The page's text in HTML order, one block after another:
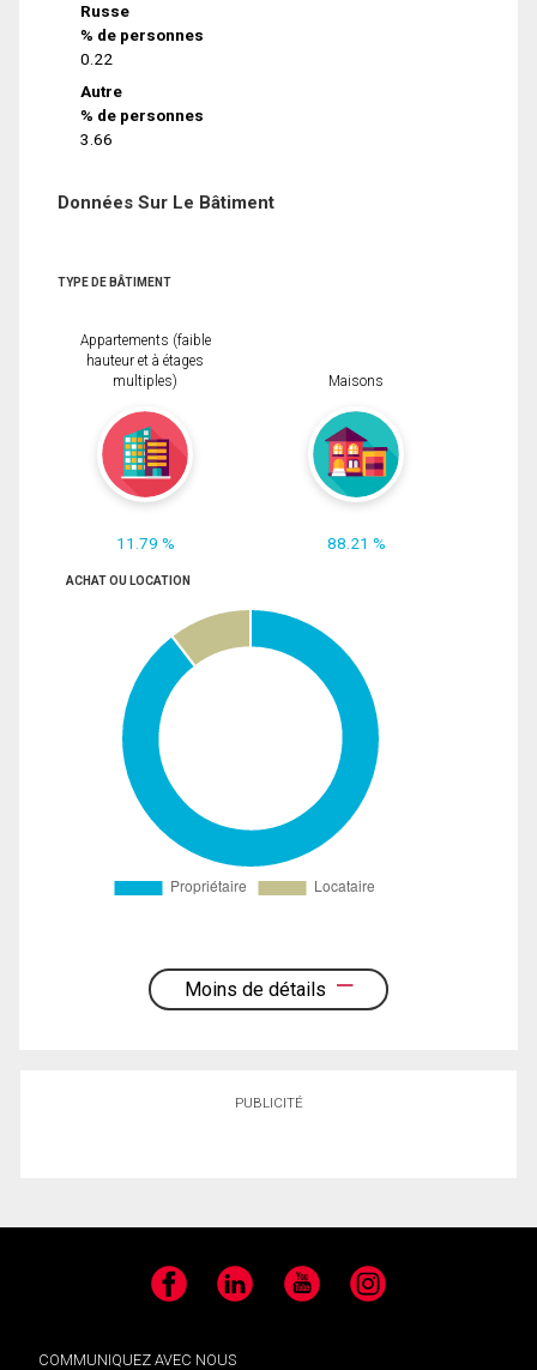
Russe
% de personnes
0.22
Autre
% de personnes
3.66
Données Sur Le Bâtiment
TYPE DE BÂTIMENT
Appartements (faible
hauteur et à étages
multiples)
11.79 %
Maisons
88.21 %
ACHAT OU LOCATION
Moins de détails
PUBLICITÉ
Facebook LinkedIn YouTube Instagram
COMMUNIQUEZ AVEC NOUS